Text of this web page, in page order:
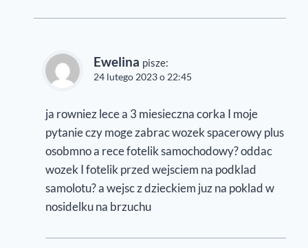
Ewelina pisze:
24 lutego 2023 o 22:45
ja rowniez lece a 3 miesieczna corka I moje
pytanie czy moge zabrac wozek spacerowy plus
osobmno a rece fotelik samochodowy? oddac
wozek I fotelik przed wejsciem na podklad
samolotu? a wejsc z dzieckiem juz na poklad w
nosidelku na brzuchu